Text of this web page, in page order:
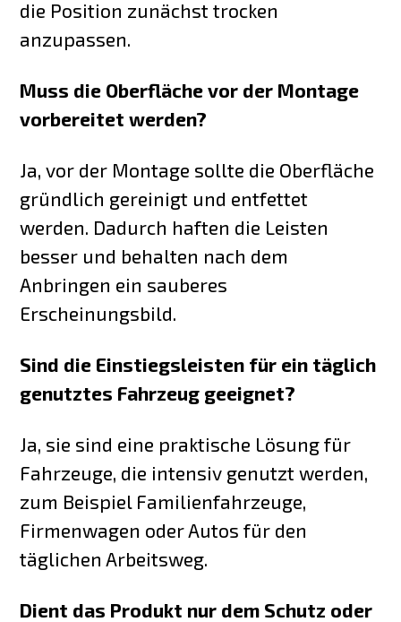
die Position zunächst trocken
anzupassen.
Muss die Oberfläche vor der Montage
vorbereitet werden?
Ja, vor der Montage sollte die Oberfläche
gründlich gereinigt und entfettet
werden. Dadurch haften die Leisten
besser und behalten nach dem
Anbringen ein sauberes
Erscheinungsbild.
Sind die Einstiegsleisten für ein täglich
genutztes Fahrzeug geeignet?
Ja, sie sind eine praktische Lösung für
Fahrzeuge, die intensiv genutzt werden,
zum Beispiel Familienfahrzeuge,
Firmenwagen oder Autos für den
täglichen Arbeitsweg.
Dient das Produkt nur dem Schutz oder